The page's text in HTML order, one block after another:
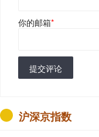
你的邮箱*
提交评论
沪深京指数